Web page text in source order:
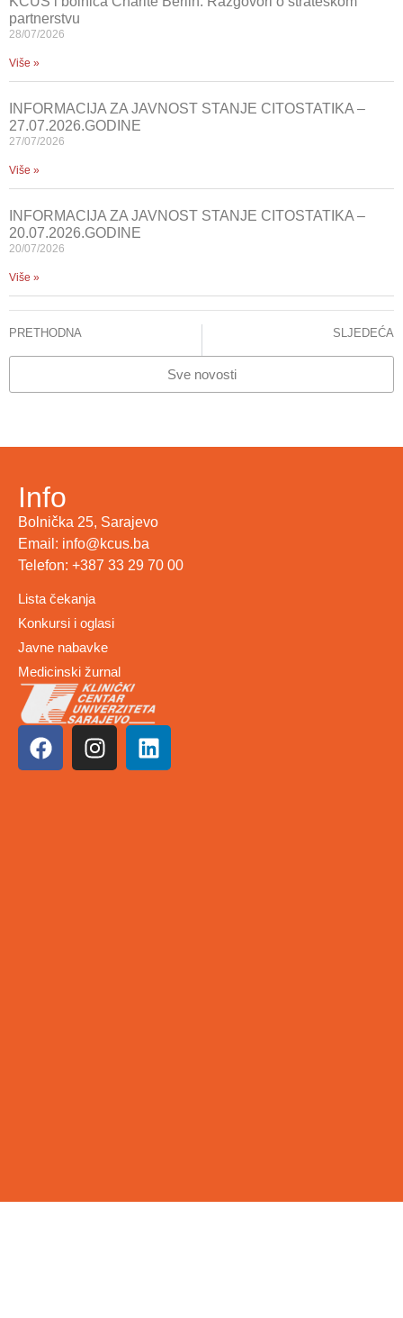
partnerstvu
28/07/2026
Više »
INFORMACIJA ZA JAVNOST STANJE CITOSTATIKA –
27.07.2026.GODINE
27/07/2026
Više »
INFORMACIJA ZA JAVNOST STANJE CITOSTATIKA –
20.07.2026.GODINE
20/07/2026
Više »
PRETHODNA SLJEDEĆA
Sve novosti
Info
Bolnička 25, Sarajevo
Email: info@kcus.ba
Telefon: +387 33 29 70 00
Lista čekanja
Konkursi i oglasi
Javne nabavke
Medicinski žurnal